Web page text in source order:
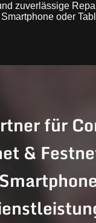
zuverlässige
Smartphone oder
für
&